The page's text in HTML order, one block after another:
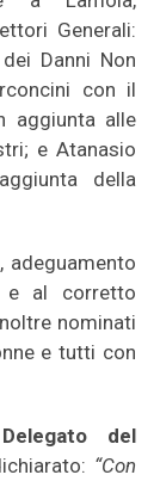
Generali:
Danni Non
con il
aggiunta alle
e Atanasio
della
adeguamento
e al corretto
nominati
e tutti con
del
“Con